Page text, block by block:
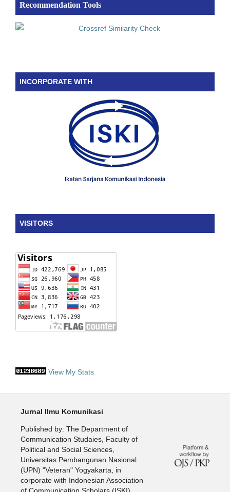
Recommendation Tools
INCORPORATE WITH
VISITORS
View My Stats
Jurnal Ilmu Komunikasi
Published by: The Department of
Communication Studaies, Faculty of
Political and Social Sciences,
Universitas Pembangunan Nasional
(UPN) "Veteran" Yogyakarta, in
corporate with Indonesian Association